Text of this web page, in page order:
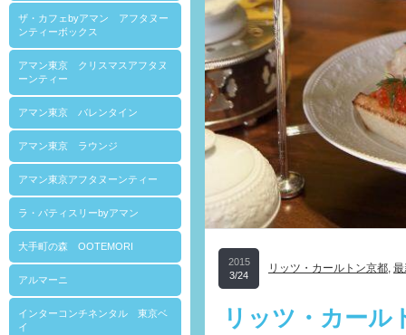
ザ・カフェbyアマン アフタヌー
ンティーボックス
アマン東京 クリスマスアフタヌ
ーンティー
アマン東京 バレンタイン
アマン東京 ラウンジ
アマン東京アフタヌーンティー
ラ・パティスリーbyアマン
大手町の森 OOTEMORI
アルマーニ
インターコンチネンタル 東京ベ
イ
2015
3/24
リッツ・カールトン京都,
リッツ・カー